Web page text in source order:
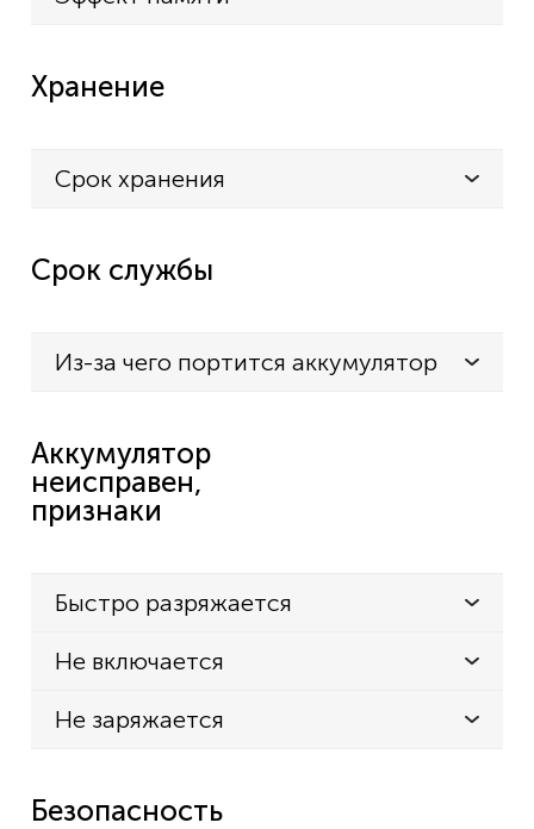
Хранение
Срок хранения
Срок службы
Из-за чего портится аккумулятор
Аккумулятор
неисправен,
признаки
Быстро разряжается
Не включается
Не заряжается
Безопасность